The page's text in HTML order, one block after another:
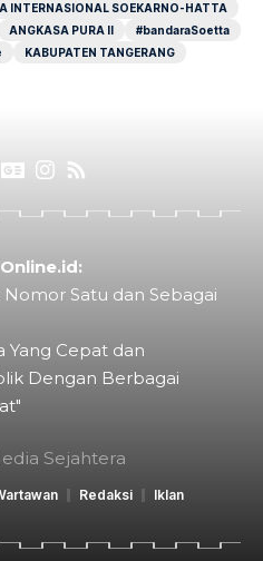
INTERNASIONAL SOEKARNO-HATTA
ANGKASA PURA II
#bandaraSoetta
KABUPATEN TANGERANG
Satu dan Sebagai
Yang Cepat dan
Dengan Berbagai
Sejahtera
Redaksi Iklan